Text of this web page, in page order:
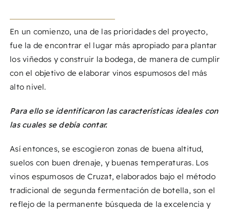
En un comienzo, una de las prioridades del proyecto,
fue la de encontrar el lugar más apropiado para plantar
los viñedos y construir la bodega, de manera de cumplir
con el objetivo de elaborar vinos espumosos del más
alto nivel.
Para ello se identificaron las características ideales con
las cuales se debía contar.
Así entonces, se escogieron zonas de buena altitud,
suelos con buen drenaje, y buenas temperaturas. Los
vinos espumosos de Cruzat, elaborados bajo el método
tradicional de segunda fermentación de botella, son el
reflejo de la permanente búsqueda de la excelencia y